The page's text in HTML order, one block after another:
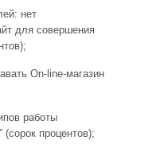
нет
для совершения
On-line-магазин
работы
(сорок процентов);